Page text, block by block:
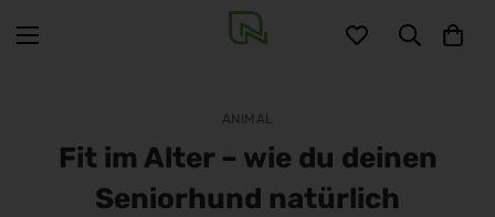
ANIMAL
Fit im Alter – wie du deinen
Seniorhund natürlich